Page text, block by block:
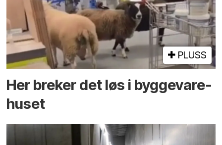
PLUSS
Her breker det løs i bygge­vare­
huset